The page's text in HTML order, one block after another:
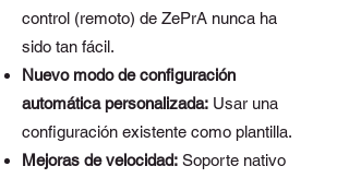
control (remoto) de ZePrA nunca ha
sido tan fácil.
Nuevo modo de configuración
automática personalizada: Usar una
configuración existente como plantilla.
Mejoras de velocidad: Soporte nativo